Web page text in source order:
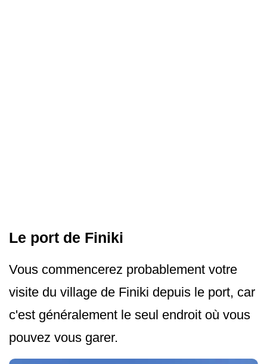
Le port de Finiki
Vous commencerez probablement votre
visite du village de Finiki depuis le port, car
c'est généralement le seul endroit où vous
pouvez vous garer.